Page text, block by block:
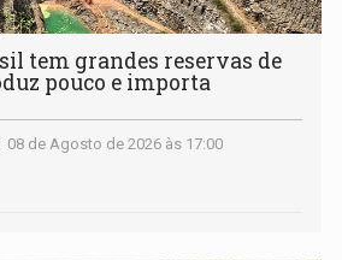
tem grandes reservas de
pouco e importa
08 de Agosto de 2026 às 17:00